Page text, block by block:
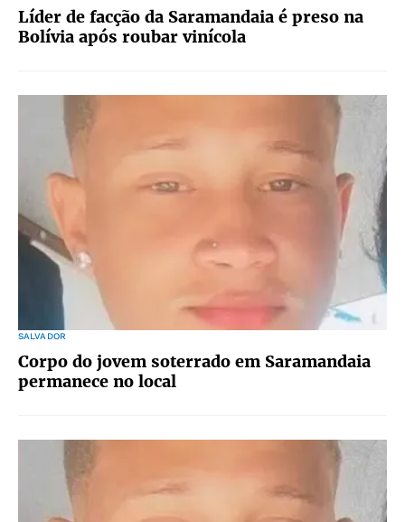
Líder de facção da Saramandaia é preso na
Bolívia após roubar vinícola
SALVADOR
Corpo do jovem soterrado em Saramandaia
permanece no local